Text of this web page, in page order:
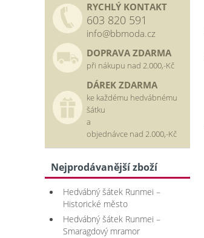
RYCHLÝ KONTAKT
603 820 591
info@bbmoda.cz
DOPRAVA ZDARMA
při nákupu nad 2.000,-Kč
DÁREK ZDARMA
ke každému hedvábnému
šátku
a
objednávce nad 2.000,-Kč
Nejprodávanější zboží
Hedvábný šátek Runmei –
Historické město
Hedvábný šátek Runmei –
Smaragdový mramor